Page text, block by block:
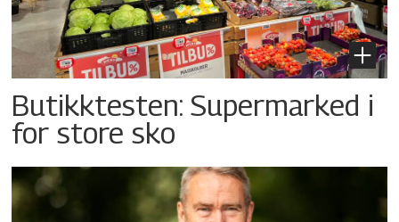
Butikktesten: Supermarked i
for store sko